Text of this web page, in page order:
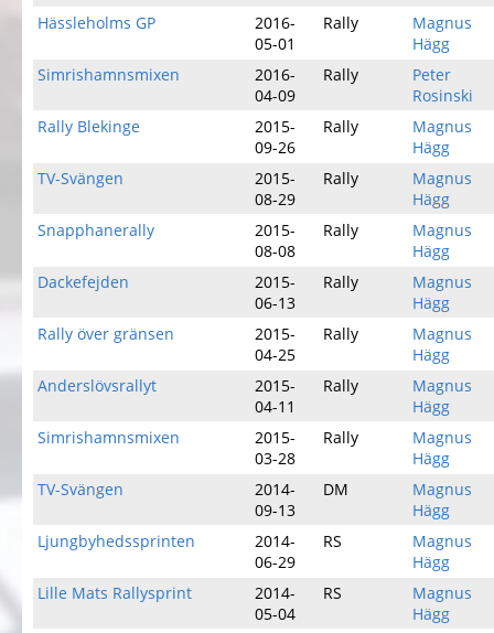
Hässleholms GP
2016-
05-01
Rally
Magnus
Hägg
Simrishamnsmixen
2016-
04-09
Rally
Peter
Rosinski
Rally Blekinge
2015-
09-26
Rally
Magnus
Hägg
TV-Svängen
2015-
08-29
Rally
Magnus
Hägg
Snapphanerally
2015-
08-08
Rally
Magnus
Hägg
Dackefejden
2015-
06-13
Rally
Magnus
Hägg
Rally över gränsen
2015-
04-25
Rally
Magnus
Hägg
Anderslövsrallyt
2015-
04-11
Rally
Magnus
Hägg
Simrishamnsmixen
2015-
03-28
Rally
Magnus
Hägg
TV-Svängen
2014-
09-13
DM
Magnus
Hägg
Ljungbyhedssprinten
2014-
06-29
RS
Magnus
Hägg
Lille Mats Rallysprint
2014-
05-04
RS
Magnus
Hägg